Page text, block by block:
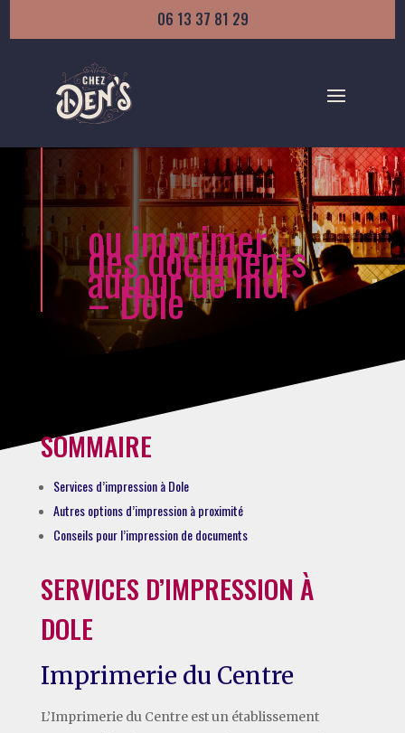
06 13 37 81 29
ou imprimer
des documents
autour de moi
– Dole
SOMMAIRE
Services d’impression à Dole
Autres options d’impression à proximité
Conseils pour l’impression de documents
SERVICES D’IMPRESSION À
DOLE
Imprimerie du Centre
L’Imprimerie du Centre est un établissement